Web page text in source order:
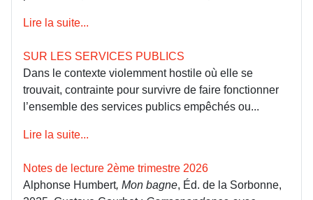
Lire la suite...
SUR LES SERVICES PUBLICS
Dans le contexte violemment hostile où elle se
trouvait, contrainte pour survivre de faire fonctionner
l’ensemble des services publics empêchés ou...
Lire la suite...
Notes de lecture 2ème trimestre 2026
Alphonse Humbert, Mon bagne, Éd. de la Sorbonne,